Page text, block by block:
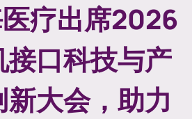
疗出席2026
口科技与产
大会，助力